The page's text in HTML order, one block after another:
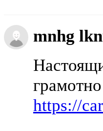
mnhg
https://